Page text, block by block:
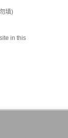
勿填)
in this